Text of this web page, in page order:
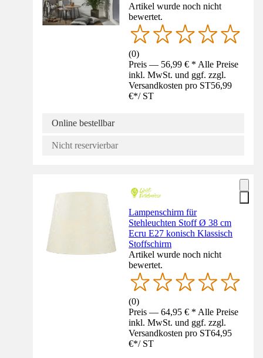
Artikel wurde noch nicht
bewertet.
(0)
Preis — 56,99 € * Alle Preise
inkl. MwSt. und ggf. zzgl.
Versandkosten pro ST56,99
€*/ ST
Online bestellbar
Nicht reservierbar
Lampenschirm für
Stehleuchten Stoff Ø 38 cm
Ecru E27 konisch Klassisch
Stoffschirm
Artikel wurde noch nicht
bewertet.
(0)
Preis — 64,95 € * Alle Preise
inkl. MwSt. und ggf. zzgl.
Versandkosten pro ST64,95
€*/ ST